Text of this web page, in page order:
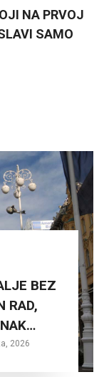
NA PRVOJ
SAMO
BEZ
RAD,
2026